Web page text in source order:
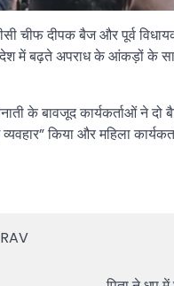
चीफ दीपक बैज और पूर्व
में बढ़ते अपराध के आंकड़ों के
के बावजूद कार्यकर्ताओं ने
किया और महिला